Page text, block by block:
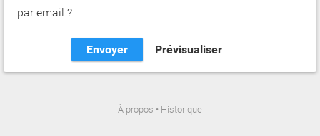
par email ?
À propos • Historique